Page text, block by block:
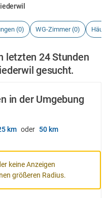
(0) WG-Zimmer (0)
letzten 24 Stunden
gesucht.
in der Umgebung
km oder 50 km
keine Anzeigen
größeren Radius.